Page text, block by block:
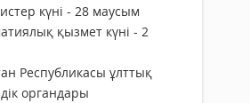
күні - 28 маусым
қызмет күні - 2
Республикасы ұлттық
органдары